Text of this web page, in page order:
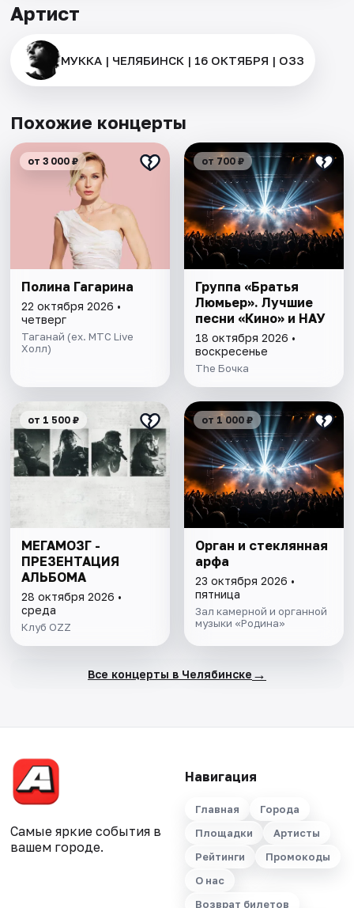
Артист
МУККА | ЧЕЛЯБИНСК | 16 ОКТЯБРЯ | ОЗЗ
Похожие концерты
от 3 000 ₽
Полина Гагарина
22 октября 2026 •
четверг
Таганай (ex. МТС Live
Холл)
от 700 ₽
Группа «Братья
Люмьер». Лучшие
песни «Кино» и НАУ
18 октября 2026 •
воскресенье
The Бочка
от 1 500 ₽
МЕГАМОЗГ -
ПРЕЗЕНТАЦИЯ
АЛЬБОМА
28 октября 2026 •
среда
Клуб OZZ
от 1 000 ₽
Орган и стеклянная
арфа
23 октября 2026 •
пятница
Зал камерной и органной
музыки «Родина»
Все концерты в Челябинске →
Самые яркие события в
вашем городе.
Навигация
Главная
Города
Площадки
Артисты
Рейтинги
Промокоды
О нас
Возврат билетов